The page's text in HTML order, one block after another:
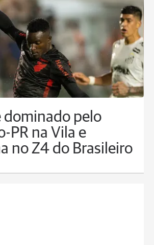
dominado pelo
PR na Vila e
no Z4 do Brasileiro